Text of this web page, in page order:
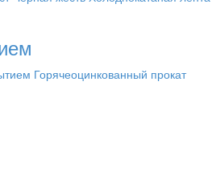
Горячеоцинкованный прокат